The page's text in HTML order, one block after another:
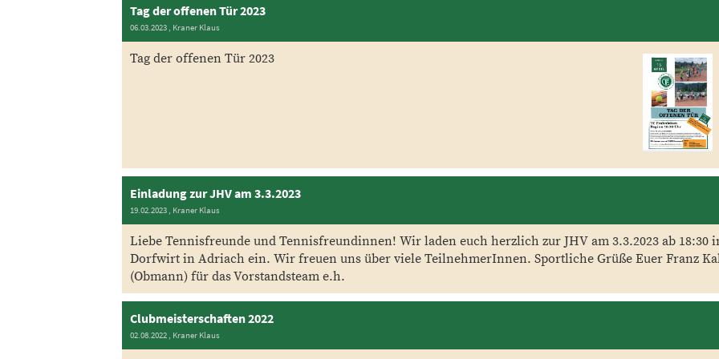
Tag der offenen Tür 2023
06.03.2023 , Kraner Klaus
Tag der offenen Tür 2023
Einladung zur JHV am 3.3.2023
19.02.2023 , Kraner Klaus
Liebe Tennisfreunde und Tennisfreundinnen! Wir laden euch herzlich zur JHV am 3.3.2023 ab 18:30
Dorfwirt in Adriach ein. Wir freuen uns über viele TeilnehmerInnen. Sportliche Grüße Euer Franz
(Obmann) für das Vorstandsteam e.h.
Clubmeisterschaften 2022
02.08.2022 , Kraner Klaus